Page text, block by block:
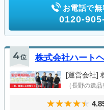
お電話で
0120-
4位 株式会社ハート
[運営会社]
（長野の遺品